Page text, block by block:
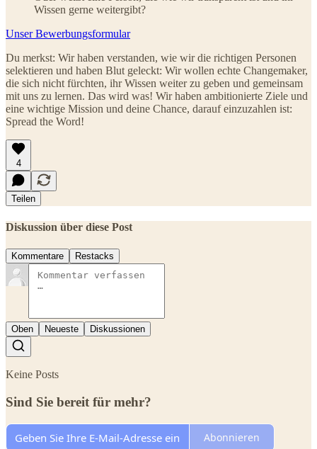
Wissen gerne weitergibt?
Unser Bewerbungsformular
Du merkst: Wir haben verstanden, wie wir die richtigen Personen
selektieren und haben Blut geleckt: Wir wollen echte Changemaker,
die sich nicht fürchten, ihr Wissen weiter zu geben und gemeinsam
mit uns zu lernen. Das wird was! Wir haben ambitionierte Ziele und
eine wichtige Mission und deine Chance, darauf einzuzahlen ist:
Spread the Word!
4
Teilen
Diskussion über diese Post
Kommentare Restacks
Oben Neueste Diskussionen
Keine Posts
Sind Sie bereit für mehr?
Abonnieren